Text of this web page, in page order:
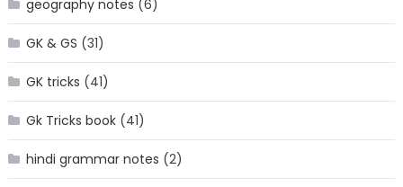
geography notes (6)
GK & GS (31)
GK tricks (41)
Gk Tricks book(41)
hindi grammar notes (2)